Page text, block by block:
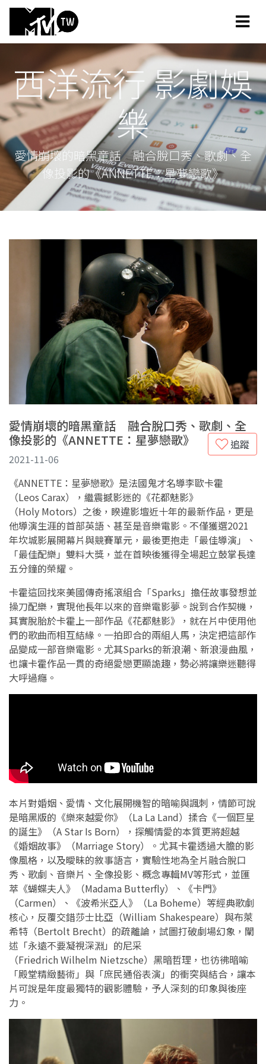
西洋流行 影劇娛
樂
愛情崩壞的暗黑童話 融合脫口秀、歌劇、全
像投影的《ANNETTE：星夢戀歌》
愛情崩壞的暗黑童話 融合脫口秀、歌劇、全
像投影的《ANNETTE：星夢戀歌》
追蹤
2021-11-06
《ANNETTE：星夢戀歌》是法國鬼才名導李歐卡霍
（Leos Carax），繼震撼影迷的《花都魅影》
（Holy Motors）之後，睽違影壇近十年的最新作品，更是
他導演生涯的首部英語、甚至是音樂電影。不僅獲選2021
年坎城影展開幕片與競賽單元，最後更抱走「最佳導演」、
「最佳配樂」雙料大獎，並在首映後獲得全場起立鼓掌長達
五分鐘的榮耀。
卡霍這回找來美國傳奇搖滾組合「Sparks」擔任故事發想並
操刀配樂，實現他長年以來的音樂電影夢。說到合作契機，
其實脫胎於卡霍上一部作品《花都魅影》，就在片中使用他
們的歌曲而相互結緣。一拍即合的兩組人馬，決定把這部作
品變成一部音樂電影。尤其Sparks的新浪潮、新浪漫曲風，
也讓卡霍作品一貫的奇絕愛戀更顯詭趣，勢必將讓樂迷聽得
大呼過癮。
本片對婚姻、愛情、文化展開機智的暗喻與諷刺，情節可說
是暗黑版的《樂來越愛你》（La La Land）揉合《一個巨星
的誕生》（A Star Is Born），探觸情愛的本質更將超越
《婚姻故事》（Marriage Story）。尤其卡霍透過大膽的影
像風格，以及曖昧的敘事語言，實驗性地為全片融合脫口
秀、歌劇、音樂片、全像投影、概念專輯MV等形式，並匯
萃《蝴蝶夫人》（Madama Butterfly）、《卡門》
（Carmen）、《波希米亞人》（La Boheme）等經典歌劇
核心，反覆交錯莎士比亞（William Shakespeare）與布萊
希特（Bertolt Brecht）的疏離論，試圖打破劇場幻象，闡
述「永遠不要凝視深淵」的尼采
（Friedrich Wilhelm Nietzsche）黑暗哲理，也彷彿暗喻
「殿堂精緻藝術」與「庶民通俗表演」的衝突與結合，讓本
片可說是年度最獨特的觀影體驗，予人深刻的印象與後座
力。